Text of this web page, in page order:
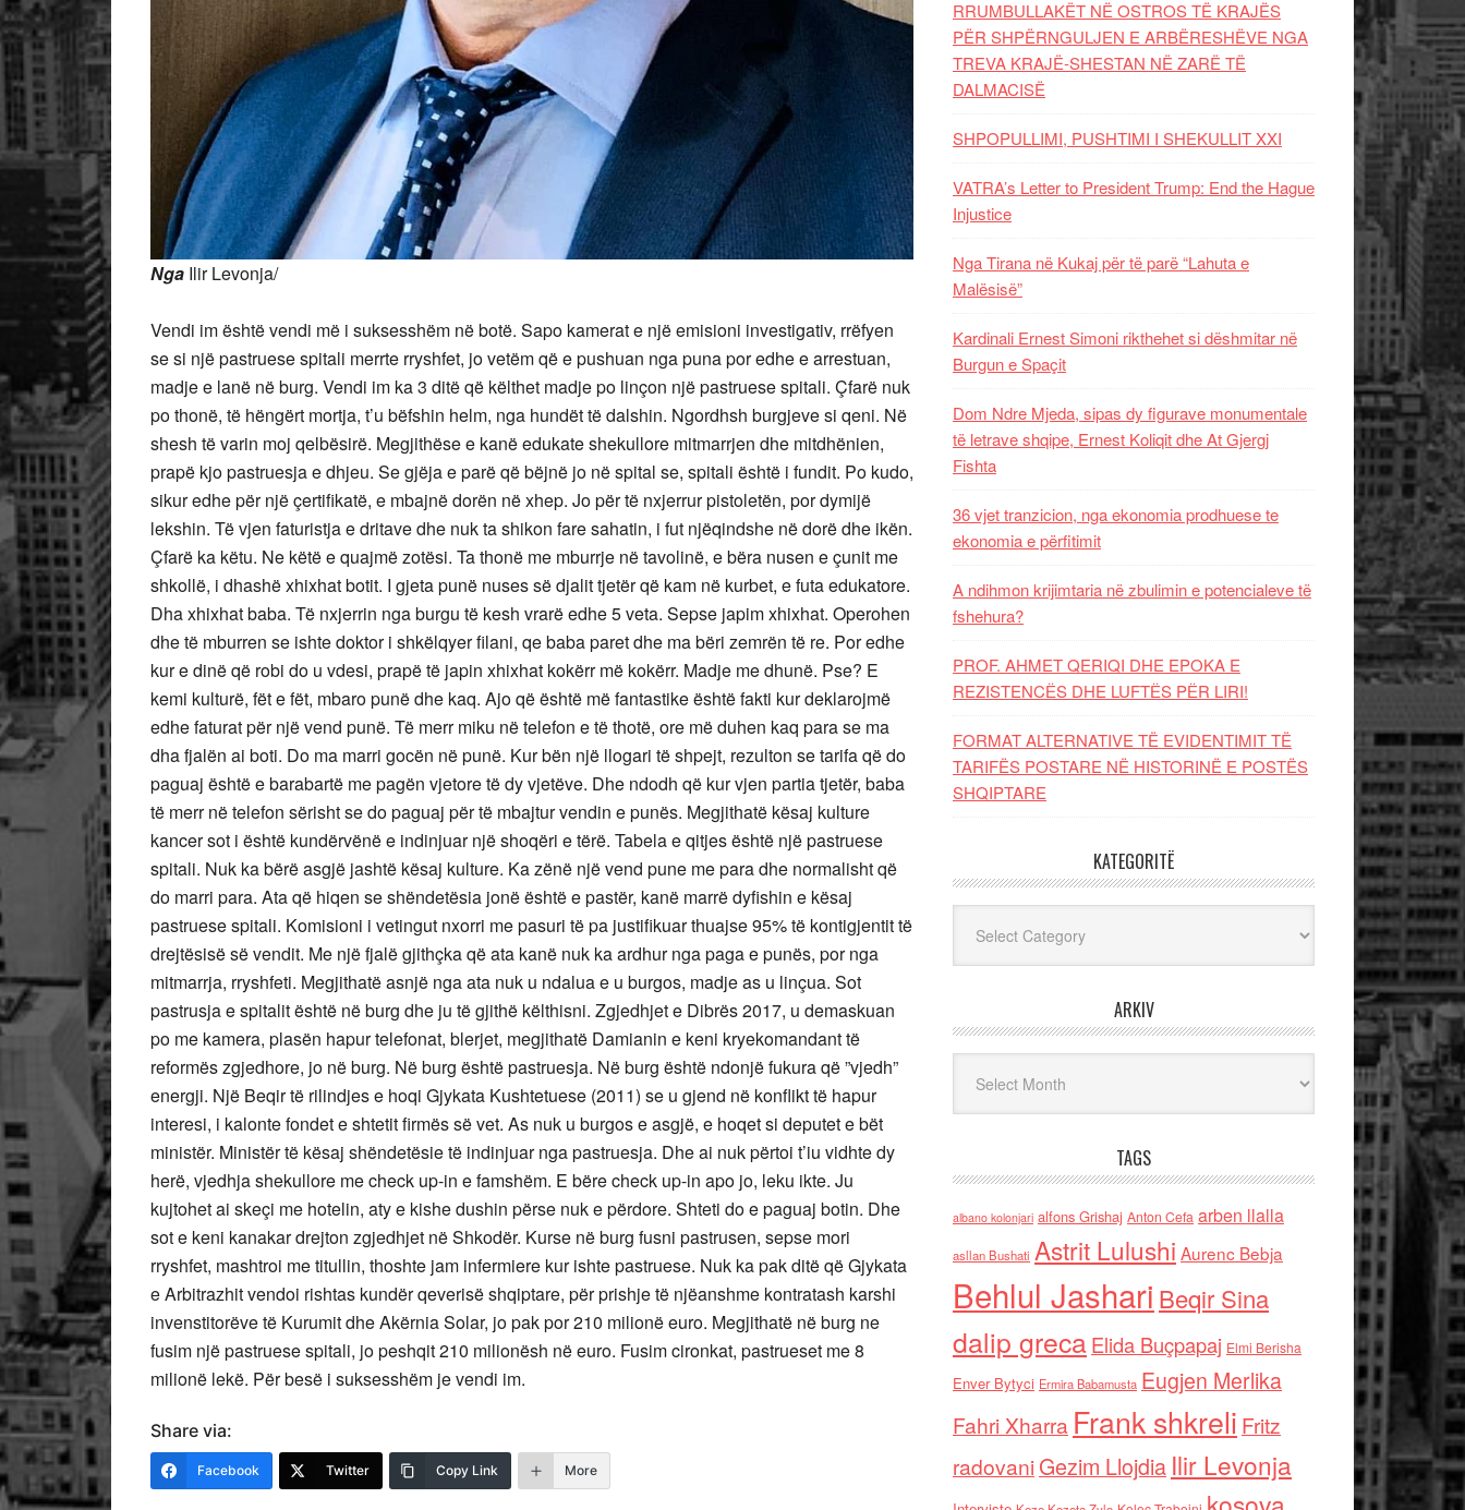
Nga Ilir Levonja/
Vendi im është vendi më i suksesshëm në botë. Sapo kamerat e një emisioni investigativ, rrëfyen
se si një pastruese spitali merrte rryshfet, jo vetëm që e pushuan nga puna por edhe e arrestuan,
madje e lanë në burg. Vendi im ka 3 ditë që këlthet madje po linçon një pastruese spitali. Çfarë nuk
po thonë, të hëngërt mortja, t’u bëfshin helm, nga hundët të dalshin. Ngordhsh burgjeve si qeni. Në
shesh të varin moj qelbësirë. Megjithëse e kanë edukate shekullore mitmarrjen dhe mitdhënien,
prapë kjo pastruesja e dhjeu. Se gjëja e parë që bëjnë jo në spital se, spitali është i fundit. Po kudo,
sikur edhe për një çertifikatë, e mbajnë dorën në xhep. Jo për të nxjerrur pistoletën, por dymijë
lekshin. Të vjen faturistja e dritave dhe nuk ta shikon fare sahatin, i fut njëqindshe në dorë dhe ikën.
Çfarë ka këtu. Ne këtë e quajmë zotësi. Ta thonë me mburrje në tavolinë, e bëra nusen e çunit me
shkollë, i dhashë xhixhat botit. I gjeta punë nuses së djalit tjetër që kam në kurbet, e futa edukatore.
Dha xhixhat baba. Të nxjerrin nga burgu të kesh vrarë edhe 5 veta. Sepse japim xhixhat. Operohen
dhe të mburren se ishte doktor i shkëlqyer filani, qe baba paret dhe ma bëri zemrën të re. Por edhe
kur e dinë që robi do u vdesi, prapë të japin xhixhat kokërr më kokërr. Madje me dhunë. Pse? E
kemi kulturë, fët e fët, mbaro punë dhe kaq. Ajo që është më fantastike është fakti kur deklarojmë
edhe faturat për një vend punë. Të merr miku në telefon e të thotë, ore më duhen kaq para se ma
dha fjalën ai boti. Do ma marri gocën në punë. Kur bën një llogari të shpejt, rezulton se tarifa që do
paguaj është e barabartë me pagën vjetore të dy vjetëve. Dhe ndodh që kur vjen partia tjetër, baba
të merr në telefon sërisht se do paguaj për të mbajtur vendin e punës. Megjithatë kësaj kulture
kancer sot i është kundërvënë e indinjuar një shoqëri e tërë. Tabela e qitjes është një pastruese
spitali. Nuk ka bërë asgjë jashtë kësaj kulture. Ka zënë një vend pune me para dhe normalisht që
do marri para. Ata që hiqen se shëndetësia jonë është e pastër, kanë marrë dyfishin e kësaj
pastruese spitali. Komisioni i vetingut nxorri me pasuri të pa justifikuar thuajse 95% të kontigjentit të
drejtësisë së vendit. Me një fjalë gjithçka që ata kanë nuk ka ardhur nga paga e punës, por nga
mitmarrja, rryshfeti. Megjithatë asnjë nga ata nuk u ndalua e u burgos, madje as u linçua. Sot
pastrusja e spitalit është në burg dhe ju të gjithë këlthisni. Zgjedhjet e Dibrës 2017, u demaskuan
po me kamera, plasën hapur telefonat, blerjet, megjithatë Damianin e keni kryekomandant të
reformës zgjedhore, jo në burg. Në burg është pastruesja. Në burg është ndonjë fukura që ”vjedh”
energji. Një Beqir të rilindjes e hoqi Gjykata Kushtetuese (2011) se u gjend në konflikt të hapur
interesi, i kalonte fondet e shtetit firmës së vet. As nuk u burgos e asgjë, e hoqet si deputet e bët
ministër. Ministër të kësaj shëndetësie të indinjuar nga pastruesja. Dhe ai nuk përtoi t’iu vidhte dy
herë, vjedhja shekullore me check up-in e famshëm. E bëre check up-in apo jo, leku ikte. Ju
kujtohet ai skeçi me hotelin, aty e kishe dushin përse nuk e përdore. Shteti do e paguaj botin. Dhe
sot e keni kanakar drejton zgjedhjet në Shkodër. Kurse në burg fusni pastrusen, sepse mori
rryshfet, mashtroi me titullin, thoshte jam infermiere kur ishte pastruese. Nuk ka pak ditë që Gjykata
e Arbitrazhit vendoi rishtas kundër qeverisë shqiptare, për prishje të njëanshme kontratash karshi
invenstitorëve të Kurumit dhe Akërnia Solar, jo pak por 210 milionë euro. Megjithatë në burg ne
fusim një pastruese spitali, jo peshqit 210 milionësh në euro. Fusim cironkat, pastrueset me 8
milionë lekë. Për besë i suksesshëm je vendi im.
Share via:
Facebook Twitter Copy Link More
RRUMBULLAKËT NË OSTROS TË KRAJËS
PËR SHPËRNGULJEN E ARBËRESHËVE NGA
TREVA KRAJË-SHESTAN NË ZARË TË
DALMACISË
SHPOPULLIMI, PUSHTIMI I SHEKULLIT XXI
VATRA’s Letter to President Trump: End the Hague
Injustice
Nga Tirana në Kukaj për të parë “Lahuta e
Malësisë”
Kardinali Ernest Simoni rikthehet si dëshmitar në
Burgun e Spaçit
Dom Ndre Mjeda, sipas dy figurave monumentale
të letrave shqipe, Ernest Koliqit dhe At Gjergj
Fishta
36 vjet tranzicion, nga ekonomia prodhuese te
ekonomia e përfitimit
A ndihmon krijimtaria në zbulimin e potencialeve të
fshehura?
PROF. AHMET QERIQI DHE EPOKA E
REZISTENCЁS DHE LUFTЁS PЁR LIRI!
FORMAT ALTERNATIVE TË EVIDENTIMIT TË
TARIFËS POSTARE NË HISTORINË E POSTËS
SHQIPTARE
KATEGORITË
ARKIV
TAGS
albano kolonjari alfons Grishaj Anton Cefa arben llalla
asllan Bushati Astrit Lulushi Aurenc Bebja
Behlul Jashari Beqir Sina
dalip grecaElida Buçpapaj Elmi Berisha
Enver Bytyci Ermira Babamusta Eugjen Merlika
Fahri Xharra Frank shkreli Fritz
radovaniGezim Llojdia Ilir Levonja